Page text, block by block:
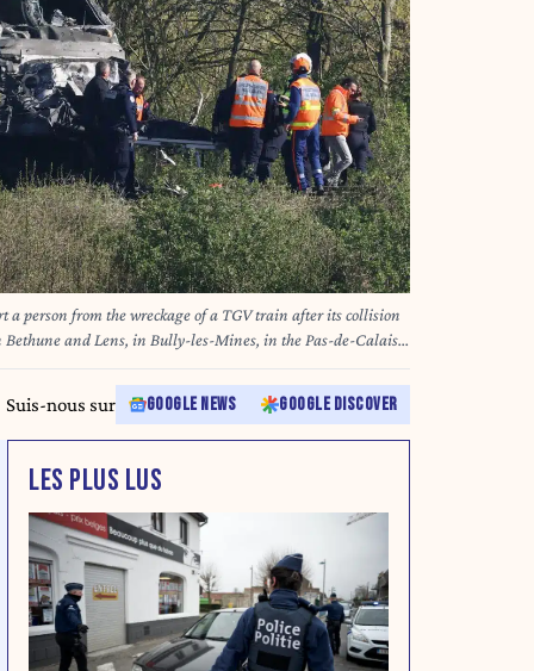
a person from the wreckage of a TGV train after its collision
and Lens, in Bully-les-Mines, in the Pas-de-Calais
The driver of the TGV train died and 27 people were
the prefecture and the SNCF. Sameer AL-DOUMY / AFP
Suis-nous sur GOOGLE NEWS GOOGLE DISCOVER
LES PLUS LUS